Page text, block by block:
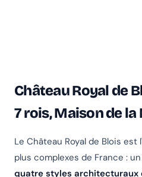
Château Royal de
7 rois, Maison de la
Le Château Royal de Blois
plus complexes de France :
quatre styles architecturaux